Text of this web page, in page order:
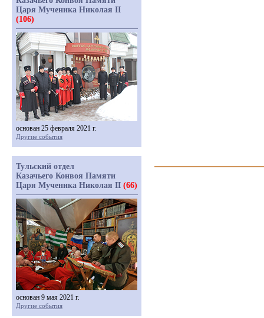
Царя Мученика Николая II
(106)
основан 25 февраля 2021 г.
Другие события
Тульский отдел
Казачьего Конвоя Памяти
Царя Мученика Николая II (66)
основан 9 мая 2021 г.
Другие события